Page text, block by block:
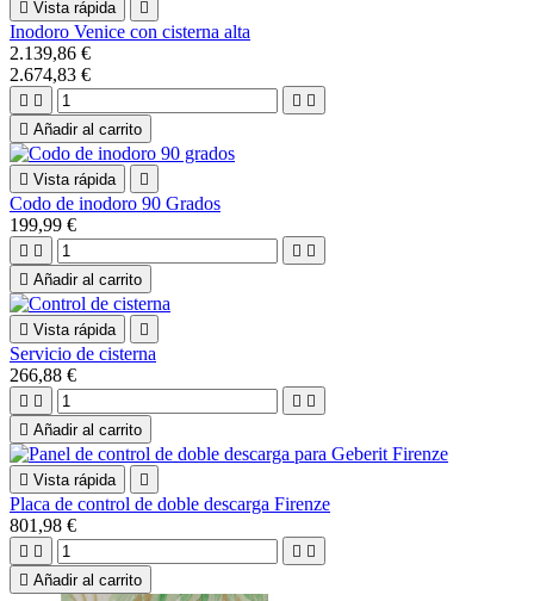
 Vista rápida 
Inodoro Venice con cisterna alta
2.139,86 €
2.674,83 €
   
 Añadir al carrito
 Vista rápida 
Codo de inodoro 90 Grados
199,99 €
   
 Añadir al carrito
 Vista rápida 
Servicio de cisterna
266,88 €
   
 Añadir al carrito
 Vista rápida 
Placa de control de doble descarga Firenze
801,98 €
   
 Añadir al carrito